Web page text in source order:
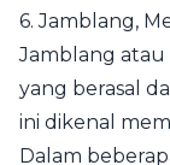
6. Jamblang,
Jamblang
yang berasal
ini dikenal
Dalam